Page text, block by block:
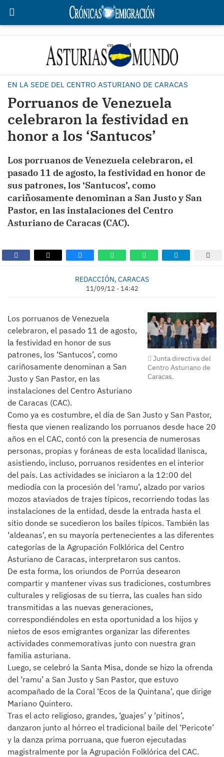
EN LA SEDE DEL CENTRO ASTURIANO DE CARACAS
Porruanos de Venezuela
celebraron la festividad en
honor a los ‘Santucos’
Los porruanos de Venezuela celebraron, el
pasado 11 de agosto, la festividad en honor de
sus patrones, los ‘Santucos’, como
cariñosamente denominan a San Justo y San
Pastor, en las instalaciones del Centro
Asturiano de Caracas (CAC).
REDACCIÓN, CARACAS
11/09/12 - 14:42
Junta directiva del
Centro Asturiano de
Caracas.
Los porruanos de Venezuela
celebraron, el pasado 11 de agosto,
la festividad en honor de sus
patrones, los ‘Santucos’, como
cariñosamente denominan a San
Justo y San Pastor, en las
instalaciones del Centro Asturiano
de Caracas (CAC).
Como ya es costumbre, el día de San Justo y San Pastor,
fiesta que vienen realizando los porruanos desde hace 20
años en el CAC, contó con la presencia de numerosas
personas, propias y foráneas de esta localidad llanisca,
asistiendo, incluso, porruanos residentes en el interior
del país. Las actividades se iniciaron a la 12:00 del
mediodía con la procesión del ‘ramu’, alzado por varios
mozos ataviados de trajes típicos, recorriendo todas las
instalaciones de la entidad, desde la entrada hasta el
sitio donde se sucedieron los bailes típicos. También las
‘aldeanas’, en su mayoría pertenecientes a las diferentes
categorías de la Agrupación Folklórica del Centro
Asturiano de Caracas, interpretaron sus cantos.
De esta forma, los oriundos de Porrúa desearon
compartir y mantener vivas sus tradiciones, costumbres
culturales y religiosas de su tierra, las cuales han sido
transmitidas a las nuevas generaciones,
correspondiéndoles en esta oportunidad a los hijos y
nietos de esos emigrantes organizar las diferentes
actividades conmemorativas junto con nuestra gran
familia asturiana.
Luego, se celebró la Santa Misa, donde se hizo la ofrenda
del ‘ramu’ a San Justo y San Pastor, que estuvo
acompañado de la Coral ‘Ecos de la Quintana’, que dirige
Mariano Quintero.
Tras el acto religioso, grandes, ‘guajes’ y ‘pitinos’,
danzaron junto al hórreo el tradicional baile del ‘Pericote’
y la danza prima porruana, que fueron ejecutadas
magistralmente por la Agrupación Folklórica del CAC.